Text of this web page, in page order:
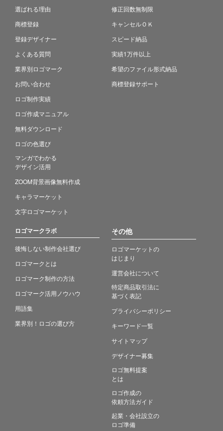
選ばれる理由
商標登録
登録デザイナー
よくある質問
業界別ロゴマーク
お問い合わせ
ロゴ制作実績
ロゴ作成マニュアル
無料ダウンロード
ロゴの色選び
マンガでわかる
デザイン活用
ZOOM背景画像無料作成
キャラマーケット
文字ロゴマーケット
修正回数無制限
キャンセルＯＫ
スピード納品
実績1万件以上
希望のファイル形式納品
商標登録サポート
ロゴマークラボ
後悔しない制作会社選び
ロゴマークとは
ロゴマーク制作の方法
ロゴマーク活用ノウハウ
用語集
業界別！ロゴの選び方
その他
ロゴマーケットの
はじまり
運営会社について
特定商品取引法に
基づく表記
プライバシーポリシー
キーワード一覧
サイトマップ
デザイナー募集
ロゴ無料提案
とは
ロゴ作成の
依頼方法ガイド
起業・会社設立の
ロゴ準備